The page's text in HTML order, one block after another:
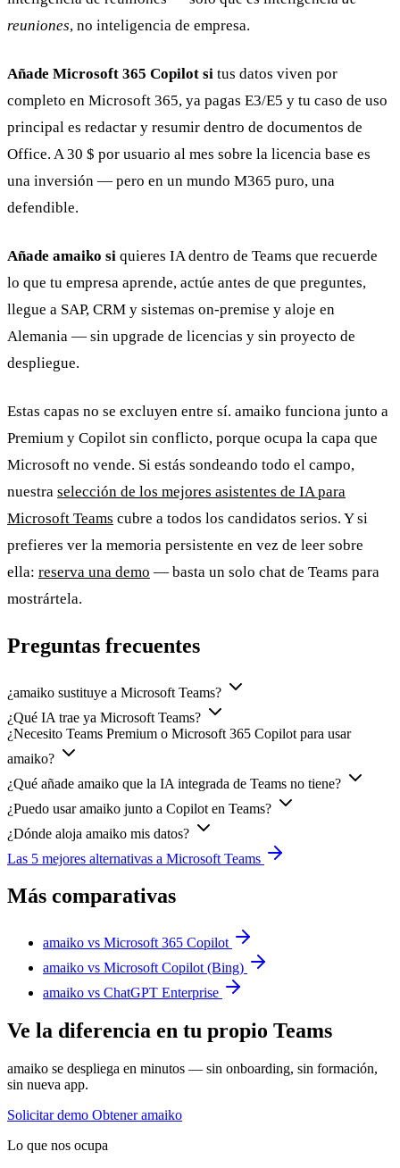
reuniones, no inteligencia de empresa.
Añade Microsoft 365 Copilot si tus datos viven por
completo en Microsoft 365, ya pagas E3/E5 y tu caso de uso
principal es redactar y resumir dentro de documentos de
Office. A 30 $ por usuario al mes sobre la licencia base es
una inversión — pero en un mundo M365 puro, una
defendible.
Añade amaiko si quieres IA dentro de Teams que recuerde
lo que tu empresa aprende, actúe antes de que preguntes,
llegue a SAP, CRM y sistemas on-premise y aloje en
Alemania — sin upgrade de licencias y sin proyecto de
despliegue.
Estas capas no se excluyen entre sí. amaiko funciona junto a
Premium y Copilot sin conflicto, porque ocupa la capa que
Microsoft no vende. Si estás sondeando todo el campo,
nuestra selección de los mejores asistentes de IA para
Microsoft Teams cubre a todos los candidatos serios. Y si
prefieres ver la memoria persistente en vez de leer sobre
ella: reserva una demo — basta un solo chat de Teams para
mostrártela.
Preguntas frecuentes
¿amaiko sustituye a Microsoft Teams?
¿Qué IA trae ya Microsoft Teams?
¿Necesito Teams Premium o Microsoft 365 Copilot para usar
amaiko?
¿Qué añade amaiko que la IA integrada de Teams no tiene?
¿Puedo usar amaiko junto a Copilot en Teams?
¿Dónde aloja amaiko mis datos?
Las 5 mejores alternativas a Microsoft Teams
Más comparativas
amaiko vs Microsoft 365 Copilot
amaiko vs Microsoft Copilot (Bing)
amaiko vs ChatGPT Enterprise
Ve la diferencia en tu propio Teams
amaiko se despliega en minutos — sin onboarding, sin formación,
sin nueva app.
Solicitar demo Obtener amaiko
Lo que nos ocupa